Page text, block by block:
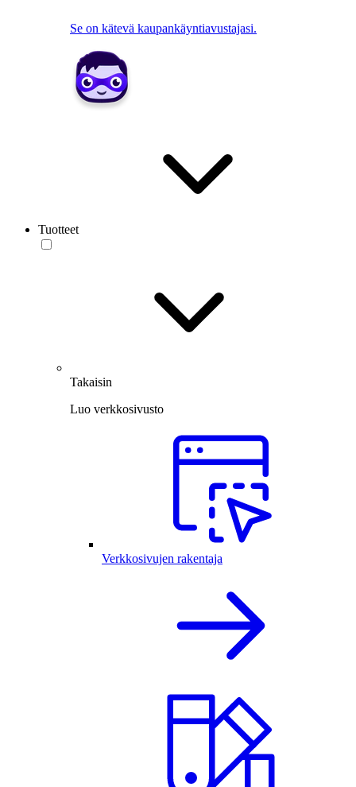
Se on kätevä kaupankäyntiavustajasi.
Tuotteet
Takaisin
Luo verkkosivusto
Verkkosivujen rakentaja